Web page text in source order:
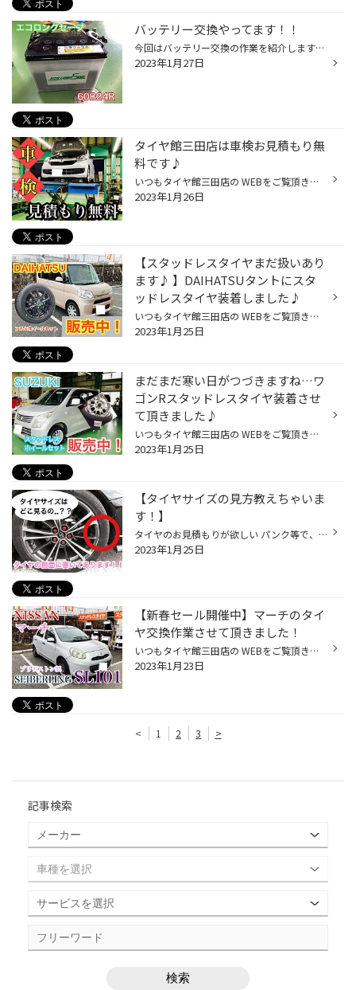
バッテリー交換やってます！！
今回はバッテリー交換の作業を紹介します！ 装着するバッテリーはエコロングセーブの60B24Rというサイズになります。 バッテリー交換前の写真です。 次は取り外しているところです。 ここで注目してほしいのがバッテリーの端子の周りに付着している粉です。 写真の端子には青い粉が出ています。バッ...
2023年1月27日
タイヤ館三田店は車検お見積もり無
料です♪
いつもタイヤ館三田店の WEBをご覧頂きありがとうございます♪ タイヤ館三田では、 車検のお見積もりも無料で行っております。 車検は一ヶ月前から受けることができますので、 事前点検もどしどしお待ちしております^_^ 車検についてのご相談は 079-563-7250 タイヤ館三田まで！ 車検の事前点検のご...
2023年1月26日
【スタッドレスタイヤまだ扱いあり
ます♪ 】DAIHATSUタントにスタ
ッドレスタイヤ装着しました♪
いつもタイヤ館三田店の WEBをご覧頂きありがとうございます♪ スタッドレスタイヤ新品は 慣らし走行も重要です！！ ブリヂストンスタッドレスタイヤ アイスパートナー2 155/65R14 アルミホイールはブリヂストン製 プレオL5 タイヤを車体に取り付けする前に オススメ！ ハブ防錆作業をさせて 頂きま...
2023年1月25日
まだまだ寒い日がつづきますね…ワ
ゴンRスタッドレスタイヤ装着させ
て頂きました♪
いつもタイヤ館三田店の WEBをご覧頂きありがとうございます♪ SUZUKI ワゴンRに ブリヂストン製お買い得な アイスパートナー2 を装着させて頂きました♪ アルミホイールは トップランM7 です♪ 【タイヤ交換作業風景】 タイヤ館三田店でのご購入 作業誠に有難うございます♪ 只今、新春セールを開催中...
2023年1月25日
【タイヤサイズの見方教えちゃいま
す！】
タイヤのお見積もりが欲しい パンク等で、 急ぎでタイヤを交換しないといない！ そんな時に電話して問い合わせていると スタッフから、 「タイヤサイズは何インチですか？？」 と聞かれたことないですか？？ そんな時は、 車名とタイヤサイズを お伝え下さい！ なぜかと言うと… 実は車種や型式だけ...
2023年1月25日
【新春セール開催中】マーチのタイ
ヤ交換作業させて頂きました！
いつもタイヤ館三田店の WEBをご覧頂きありがとうございます♪ NISSAN マーチに ブリヂストン製で更にお買い得な SEIBERLING SL101 を装着させて頂きました♪ 【タイヤ交換作業風景】 タイヤ館三田店でのご購入 作業誠に有難うございます♪ 只今、新春セールを開催中です♪ 是非ご活用くださいね♪ WEBの...
2023年1月23日
< 1 2 3 >
記事検索